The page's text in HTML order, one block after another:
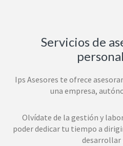
Servicios de
Ips Asesores te ofrece
una empresa,
Olvídate de la gestión y
poder dedicar tu tiempo a
desarrollar